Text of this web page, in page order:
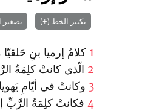
تكبير الخط (+) تصغير
1 كلامُ إرميا بنِ
2 الّذي كانتْ كلِمَةُ
3 وكانتْ في أيّامِ
4 فكانتْ كلِمَةُ الرَّبِّ